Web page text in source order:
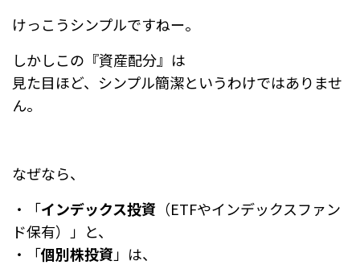
けっこうシンプルですねー。
しかしこの『資産配分』は
見た目ほど、シンプル簡潔というわけではありませ
ん。
なぜなら、
・「インデックス投資 （ETFやインデックスファン
ド保有）」と、
・「個別株投資 」は、